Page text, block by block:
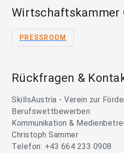
Wirtschaftskammer
PRESSROOM
Rückfragen &
SkillsAustria - Verein zur
Berufswettbewerben
Kommunikation &
Christoph Sammer
Telefon: +43 664 233 0908